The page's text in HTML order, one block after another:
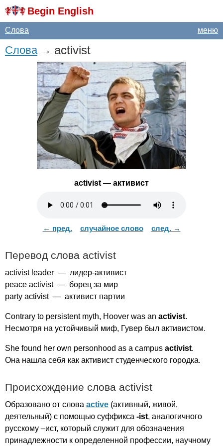
Begin English
меню
Слова
Слова→ activist
activist — активист
← пред. случайное слово след. →
Перевод слова activist
activist leader — лидер-активист
peace activist— борец за мир
party activist— активист партии
Contrary to persistent myth, Hoover was an activist.
Несмотря на устойчивый миф, Гувер был активистом.
She found her own personhood as a campus activist.
Она нашла себя как активист студенческого городка.
Происхождение слова activist
Образовано от слова active (активный, живой,
деятельный) с помощью суффикса -ist, аналогичного
русскому –ист, который служит для обозначения
принадлежности к определенной профессии, научному